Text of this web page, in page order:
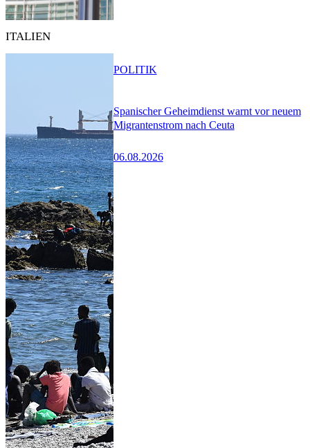
ITALIEN
Spanischer Geheimdienst warnt vor neuem
Migrantenstrom nach Ceuta
06.08.2026
POLITIK